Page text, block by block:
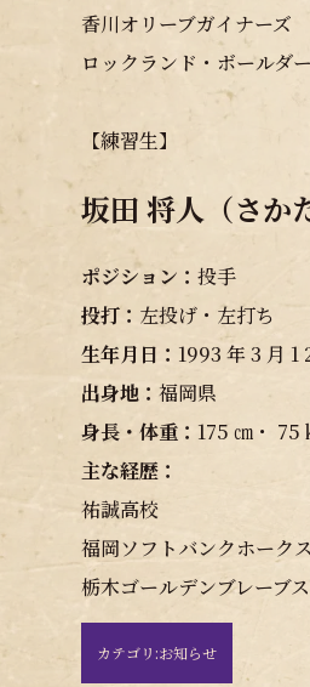
香川オリーブガイナーズ
ロックランド・ボールダ
【練習生】
坂田 将人（さか
ポジション： 投手
投打： 左投げ・左打ち
生年月日： 1993 年 3 月 1
出身地： 福岡県
身長・体重： 175 ㎝・ 75
主な経歴：
祐誠高校
福岡ソフトバンクホークス
栃木ゴールデンブレーブス
カテゴリ:お知らせ